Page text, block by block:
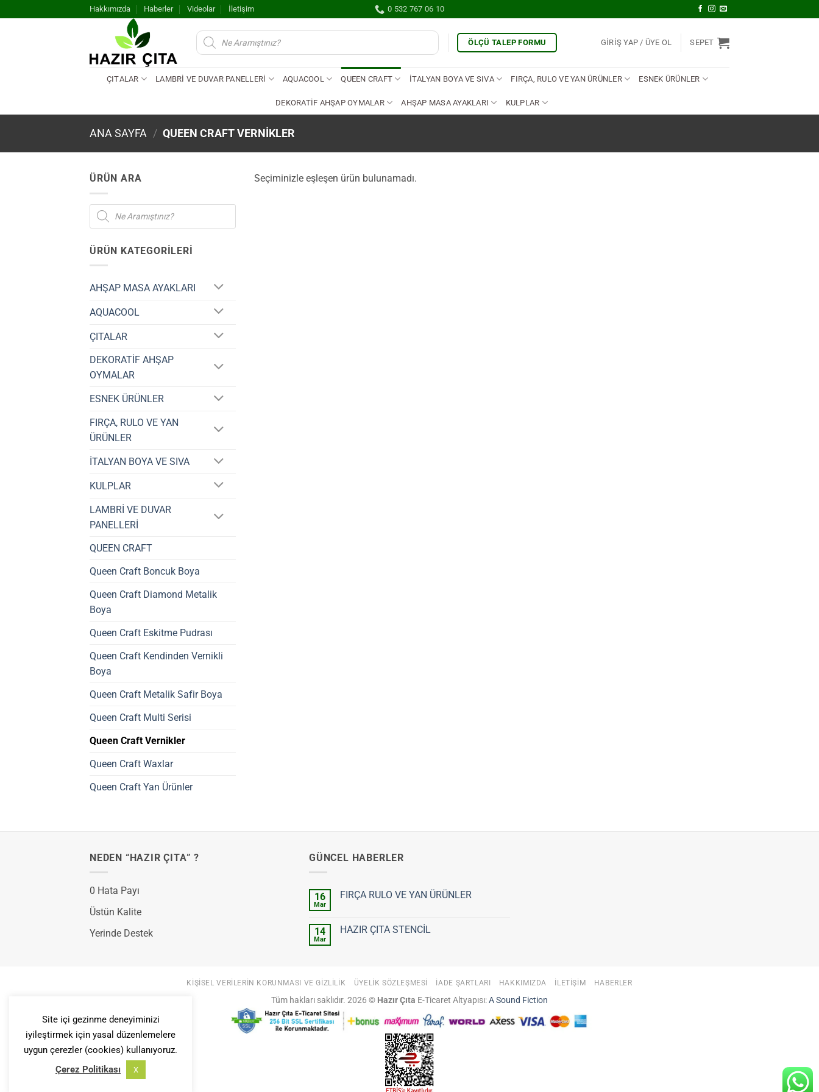
atla
Hakkımızda Haberler Videolar İletişim 0 532 767 06 10
Products
search
ÖLÇÜ TALEP FORMU GIRIŞ YAP SEPET
ÇITALAR LAMBRİ VE DUVAR PANELLERİ AQUACOOL QUEEN CRAFT İTALYAN BOYA VE SIVA FIRÇA, RULO VE YAN ÜRÜNLER ESNEK ÜRÜNLER
DEKORATİF AHŞAP OYMALAR AHŞAP MASA AYAKLARI KULPLAR
ANA SAYFA / QUEEN CRAFT VERNIKLER
ÜRÜN ARA
Products
search
ÜRÜN KATEGORILERI
AHŞAP MASA AYAKLARI
AQUACOOL
ÇITALAR
DEKORATİF AHŞAP
OYMALAR
ESNEK ÜRÜNLER
FIRÇA, RULO VE YAN
ÜRÜNLER
İTALYAN BOYA VE SIVA
KULPLAR
LAMBRİ VE DUVAR
PANELLERİ
QUEEN CRAFT
Queen Craft Boncuk Boya
Queen Craft Diamond Metalik
Boya
Queen Craft Eskitme Pudrası
Queen Craft Kendinden Vernikli
Boya
Queen Craft Metalik Safir Boya
Queen Craft Multi Serisi
Queen Craft Vernikler
Queen Craft Waxlar
Queen Craft Yan Ürünler
Seçiminizle eşleşen ürün bulunamadı.
NEDEN “HAZIR ÇITA” ?
0 Hata Payı
Üstün Kalite
Yerinde Destek
GÜNCEL HABERLER
16
Mar
FIRÇA RULO VE YAN ÜRÜNLER
RULO
14
Mar
HAZIR ÇITA STENCİL
KIŞISEL VERILERIN KORUNMASI VE GIZLILIK ÜYELIK SÖZLEŞMESI İADE ŞARTLARI HAKKIMIZDA İLETIŞIM HABERLER
Tüm hakları saklıdır. 2026 © Hazır Çıta E-Ticaret Altyapısı:A Sound Fiction
Site içi gezinme deneyiminizi
iyileştirmek için yasal düzenlemelere
uygun çerezler (cookies) kullanıyoruz.
Çerez Politikası
X